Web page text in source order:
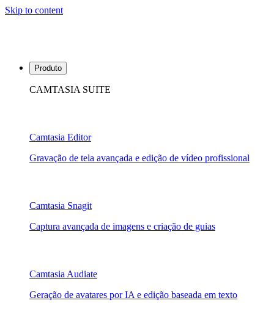
Skip to content
Produto
CAMTASIA SUITE
Camtasia Editor
Gravação de tela avançada e edição de vídeo profissional
Camtasia Snagit
Captura avançada de imagens e criação de guias
Camtasia Audiate
Geração de avatares por IA e edição baseada em texto